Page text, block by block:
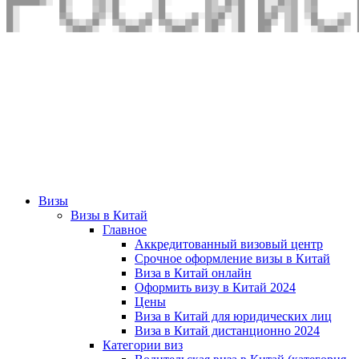
Визы
Визы в Китай
Главное
Аккредитованный визовый центр
Срочное оформление визы в Китай
Виза в Китай онлайн
Оформить визу в Китай 2024
Цены
Виза в Китай для юридических лиц
Виза в Китай дистанционно 2024
Категории виз